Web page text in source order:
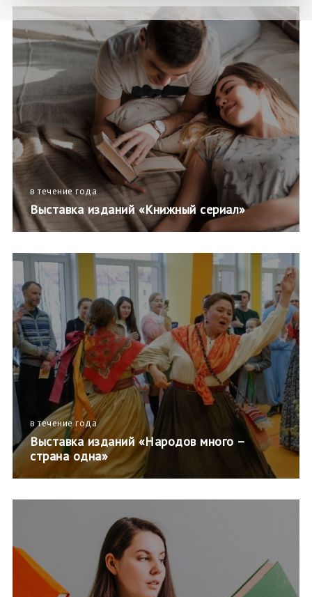
в течение года
Выставка изданий «Книжный сериал»
в течение года
Выставка изданий «Народов много –
страна одна»